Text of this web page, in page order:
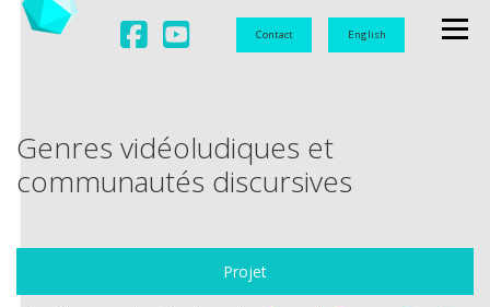
Menu
DOCUMENTATION
OBSERVATION
Contact English
Genres vidéoludiques et
communautés discursives
Projet